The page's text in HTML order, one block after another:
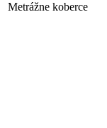
Metrážne koberce